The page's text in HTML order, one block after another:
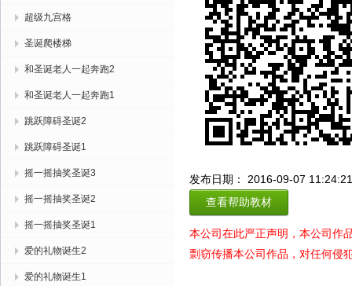
超级九宫格
圣诞爬楼梯
和圣诞老人一起奔跑2
和圣诞老人一起奔跑1
跳跃障碍圣诞2
跳跃障碍圣诞1
摇一摇抽奖圣诞3
摇一摇抽奖圣诞2
摇一摇抽奖圣诞1
爱的礼物诞生2
爱的礼物诞生1
发布日期： 2016-09-07 11:24:21
查看帮助教材
本公司在此严正声明，本公司作
剽窃传播本公司作品，对任何侵